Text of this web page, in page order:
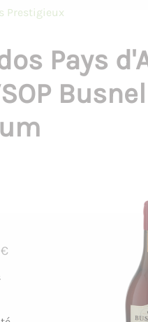
Prestigieux
Pays